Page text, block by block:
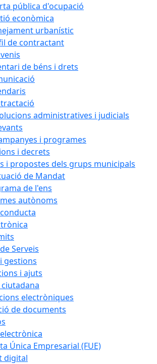
pública d'ocupació
econòmica
urbanístic
de contractant
de béns i drets
administratives i judicials
i programes
i decrets
i propostes dels grups municipals
de Mandat
de l'ens
autònoms
Serveis
gestions
i ajuts
electròniques
de documents
Única Empresarial (FUE)
digital